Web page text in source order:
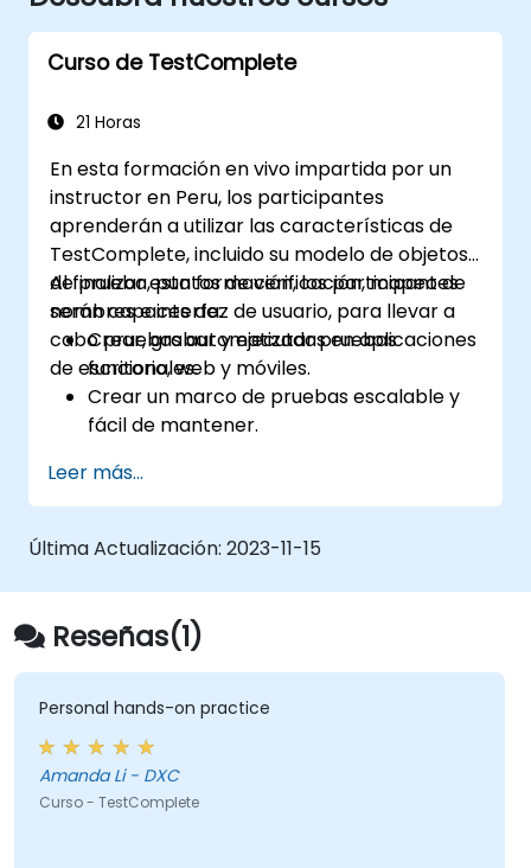
Curso de TestComplete
21 Horas
En esta formación en vivo impartida por un
instructor en Peru, los participantes
aprenderán a utilizar las características de
TestComplete, incluido su modelo de objetos
de prueba, puntos de verificación, mapeo de
nombres e interfaz de usuario, para llevar a
cabo pruebas automatizadas en aplicaciones
de escritorio, web y móviles.
Al finalizar esta formación, los participantes
serán capaces de:
Crear, grabar y ejecutar pruebas
funcionales.
Crear un marco de pruebas escalable y
fácil de mantener.
pruebas para múltiples dispositivos y
analizar los resultados de las pruebas.
Utilizar las extensiones de script de
Leer más...
Última Actualización: 2023-11-15
Reseñas(1)
Personal hands-on practice
Amanda Li - DXC
Curso - TestComplete